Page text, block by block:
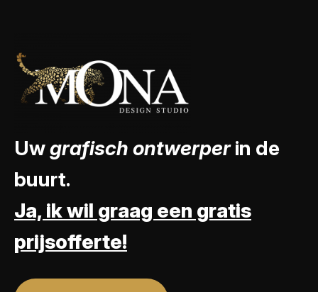
Uwgrafisch ontwerperin de
buurt.
Ja, ik wil graag een gratis
prijsofferte!